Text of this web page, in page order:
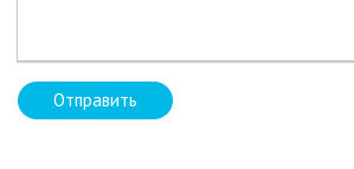
Отправить